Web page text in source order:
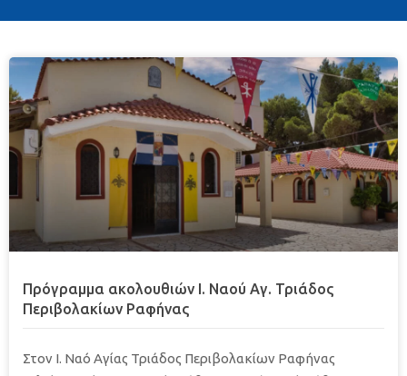
Πρόγραμμα ακολουθιών Ι. Ναού Αγ. Τριάδος
Περιβολακίων Ραφήνας
Στον Ι. Ναό Αγίας Τριάδος Περιβολακίων Ραφήνας